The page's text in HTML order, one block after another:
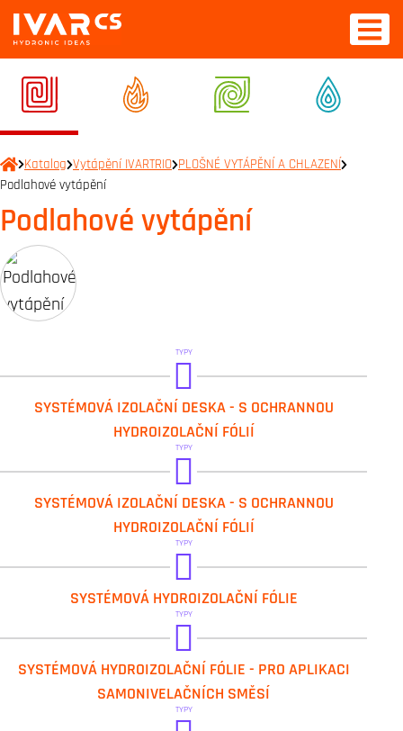
Katalog Vytápění IVARTRIO PLOŠNÉ VYTÁPĚNÍ A CHLAZENÍ
Podlahové vytápění
Podlahové vytápění
TYPY
IVAR.TH 30 P
SYSTÉMOVÁ IZOLAČNÍ DESKA - S OCHRANNOU
HYDROIZOLAČNÍ FÓLIÍ
TYPY
IVAR.COMBITOP ND 30 N
SYSTÉMOVÁ IZOLAČNÍ DESKA - S OCHRANNOU
HYDROIZOLAČNÍ FÓLIÍ
TYPY
SYSTÉMOVÁ HYDROIZOLAČNÍ FÓLIE
TYPY
SYSTÉMOVÁ HYDROIZOLAČNÍ FÓLIE - PRO APLIKACI
SAMONIVELAČNÍCH SMĚSÍ
TYPY